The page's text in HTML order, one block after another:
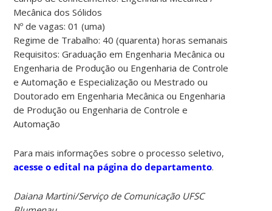
Mecânica dos Sólidos
Nº de vagas: 01 (uma)
Regime de Trabalho: 40 (quarenta) horas semanais
Requisitos: Graduação em Engenharia Mecânica ou
Engenharia de Produção ou Engenharia de Controle
e Automação e Especialização ou Mestrado ou
Doutorado em Engenharia Mecânica ou Engenharia
de Produção ou Engenharia de Controle e
Automação
Para mais informações sobre o processo seletivo,
acesse o edital na página do departamento.
Daiana Martini/Serviço de Comunicação UFSC